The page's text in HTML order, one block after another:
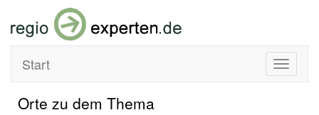
Toggle
Start
Orte zu dem Thema